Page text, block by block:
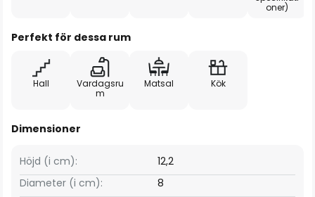
oner)
Perfekt för dessa rum
Hall
Vardagsru
m
Matsal Kök
Dimensioner
Höjd (i cm):
12,2
Diameter (i cm):
8